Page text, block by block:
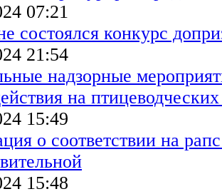
07:21
состоялся конкурс
21:54
надзорные
на
15:49
о соответствии на
15:48